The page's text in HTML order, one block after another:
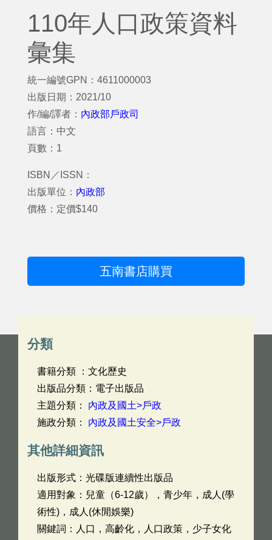
110年人口政策資料
彙集
統一編號GPN：4611000003
出版日期：2021/10
作/編/譯者： 內政部戶政司
語言：中文
頁數：1
ISBN／ISSN：
出版單位： 內政部
價格：定價$140
五南書店購買
分類
書籍分類 ：文化歷史
出版品分類：電子出版品
主題分類： 內政及國土>戶政
施政分類： 內政及國土安全>戶政
其他詳細資訊
出版形式：光碟版連續性出版品
適用對象：兒童（6-12歲），青少年，成人(學
術性)，成人(休閒娛樂)
關鍵詞：人口，高齡化，人口政策，少子女化